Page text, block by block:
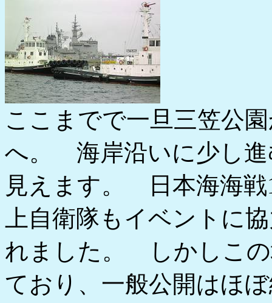
ここまでで一旦三笠公
へ。 海岸沿いに少し進
見えます。 日本海海戦
上自衛隊もイベントに
れました。 しかしこの
ており、一般公開はほ